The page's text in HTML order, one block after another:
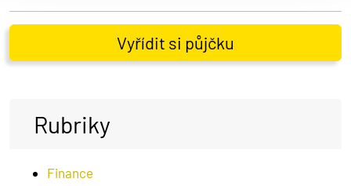
Vyřídit si půjčku
Rubriky
Finance